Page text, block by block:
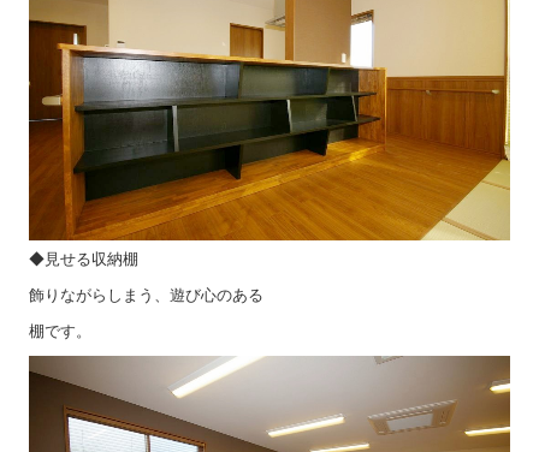
◆見せる収納棚
飾りながらしまう、遊び心のある
棚です。